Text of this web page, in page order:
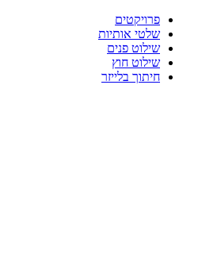
פרויקטים
שלטי אותיות
שילוט פנים
שילוט חוץ
חיתוך בלייזר